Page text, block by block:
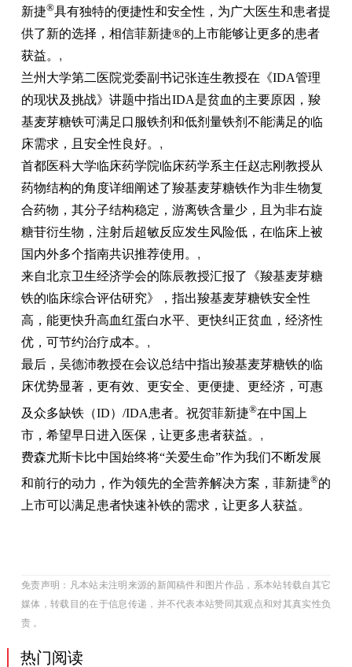
新捷®具有独特的便捷性和安全性，为广大医生和患者提
供了新的选择，相信菲新捷®的上市能够让更多的患者
获益。 ,
兰州大学第二医院党委副书记张连生教授在《IDA管理
的现状及挑战》讲题中指出IDA是贫血的主要原因，羧
基麦芽糖铁可满足口服铁剂和低剂量铁剂不能满足的临
床需求，且安全性良好。 ,
首都医科大学临床药学院临床药学系主任赵志刚教授从
药物结构的角度详细阐述了羧基麦芽糖铁作为非生物复
合药物，其分子结构稳定，游离铁含量少，且为非右旋
糖苷衍生物，注射后超敏反应发生风险低，在临床上被
国内外多个指南共识推荐使用。 ,
来自北京卫生经济学会的陈辰教授汇报了《羧基麦芽糖
铁的临床综合评估研究》，指出羧基麦芽糖铁安全性
高，能更快升高血红蛋白水平、更快纠正贫血，经济性
优，可节约治疗成本。 ,
最后，吴德沛教授在会议总结中指出羧基麦芽糖铁的临
床优势显著，更有效、更安全、更便捷、更经济，可惠
及众多缺铁（ID）/IDA患者。祝贺菲新捷®在中国上
市，希望早日进入医保，让更多患者获益。 ,
费森尤斯卡比中国始终将“关爱生命”作为我们不断发展
和前行的动力，作为领先的全营养解决方案，菲新捷®的
上市可以满足患者快速补铁的需求，让更多人获益。
免责声明：凡本站未注明来源的新闻稿件和图片作品，系本站转载自其它
媒体，转载目的在于信息传递，并不代表本站赞同其观点和对其真实性负
责 。
热门阅读